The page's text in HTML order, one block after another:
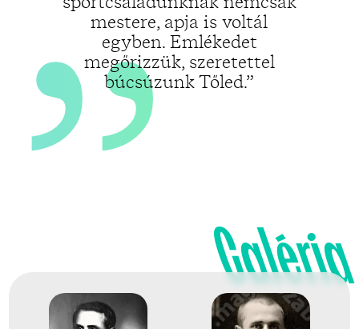
mestere, apja is voltál
egyben. Emlékedet
megőrizzük, szeretettel
búcsúzunk Tőled.”
Galéria